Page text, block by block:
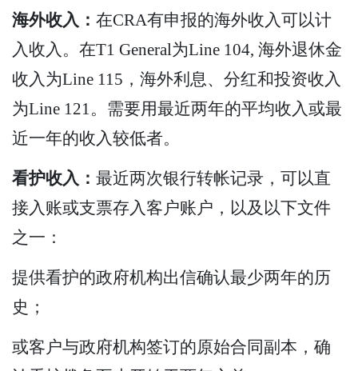
海外收入： 在CRA有申报的海外收入可以计
入收入。在T1 General为Line 104, 海外退休金
收入为Line 115，海外利息、分红和投资收入
为Line 121。需要用最近两年的平均收入或最
近一年的收入较低者。
看护收入： 最近两次银行转帐记录，可以直
接入账或支票存入客户账户，以及以下文件
之一：
提供看护的政府机构出信确认最少两年的历
史；
或客户与政府机构签订的原始合同副本，确